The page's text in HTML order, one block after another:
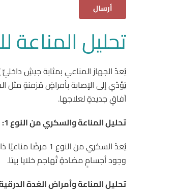
تحليل المناعة
يُعدّ الجهاز المناعي بمثابة جيشٍ
يُؤدّي إلى الإصابة بأمراضٍ مُزمنةٍ
آفاقٍ جديدةٍ لعلاجها.
تحليل المناعة والسكري من النوع 1:
يُعدّ السكري من
وجود أجسامٍ مضادةٍ تُهاجم خلايا بيتا.
تحليل المناعة وأمراض الغدة